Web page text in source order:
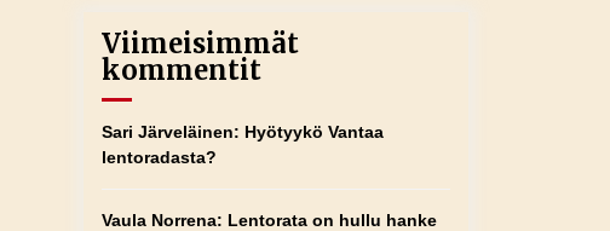
Viimeisimmät
kommentit
Sari Järveläinen: Hyötyykö Vantaa
lentoradasta?
Vaula Norrena: Lentorata on hullu hanke